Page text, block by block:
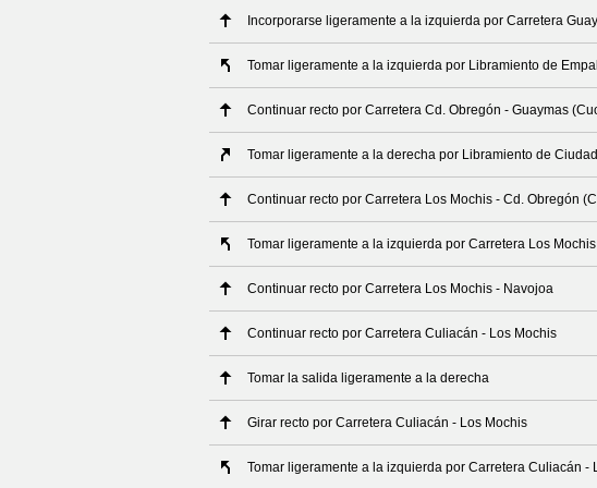
Incorporarse ligeramente a la izquierda por Carretera
Tomar ligeramente a la izquierda por Libramiento de
Continuar recto por Carretera Cd. Obregón - Guaymas
Tomar ligeramente a la derecha por Libramiento de
Continuar recto por Carretera Los Mochis - Cd. Obregón
Tomar ligeramente a la izquierda por Carretera Los
Continuar recto por Carretera Los Mochis - Navojoa
Continuar recto por Carretera Culiacán - Los Mochis
Tomar la salida ligeramente a la derecha
Girar recto por Carretera Culiacán - Los Mochis
Tomar ligeramente a la izquierda por Carretera Culiacán -